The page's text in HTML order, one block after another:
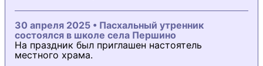
30 апреля 2025 • Пасхальный утренник
состоялся в школе села Першино
На праздник был приглашен настоятель
местного храма.